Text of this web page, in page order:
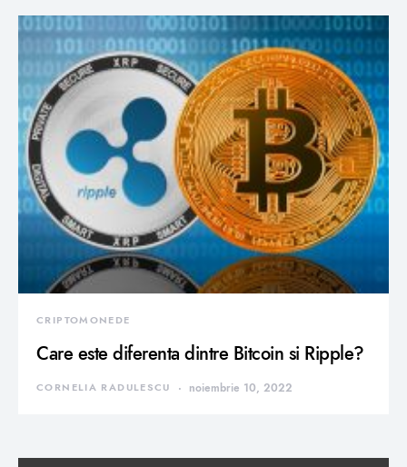
CRIPTOMONEDE
Care este diferenta dintre Bitcoin si Ripple?
CORNELIA RADULESCU noiembrie 10, 2022